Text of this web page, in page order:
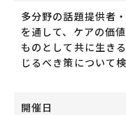
多分野の話題提供者
を通して、ケアの価
ものとして共に生き
じるべき策について検
開催日